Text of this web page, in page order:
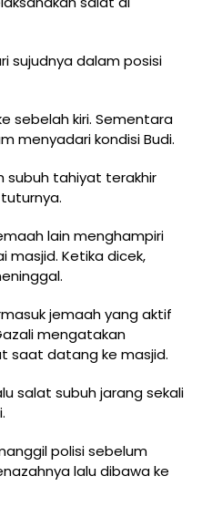
sujudnya dalam posisi
sebelah kiri. Sementara
menyadari kondisi Budi.
subuh tahiyat terakhir
lain menghampiri
masjid. Ketika dicek,
jemaah yang aktif
mengatakan
saat datang ke masjid.
salat subuh jarang sekali
polisi sebelum
lalu dibawa ke